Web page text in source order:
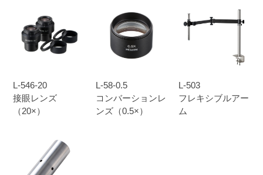
L-546-20
接眼レンズ
（20×）
L-58-0.5
コンバーションレ
ンズ（0.5×）
L-503
フレキシブルアー
ム